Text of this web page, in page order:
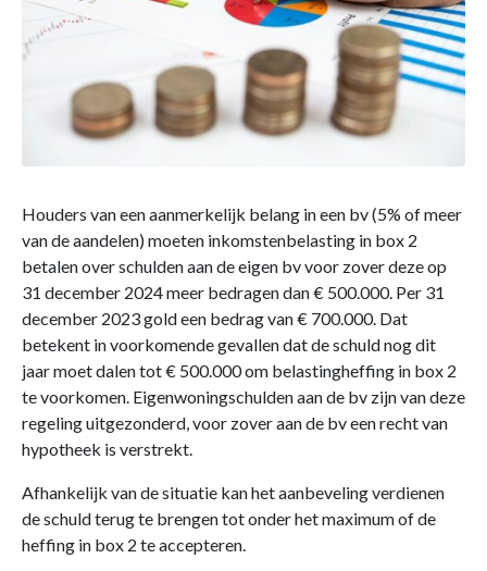
Houders van een aanmerkelijk belang in een bv (5% of meer
van de aandelen) moeten inkomstenbelasting in box 2
betalen over schulden aan de eigen bv voor zover deze op
31 december 2024 meer bedragen dan € 500.000. Per 31
december 2023 gold een bedrag van € 700.000. Dat
betekent in voorkomende gevallen dat de schuld nog dit
jaar moet dalen tot € 500.000 om belastingheffing in box 2
te voorkomen. Eigenwoningschulden aan de bv zijn van deze
regeling uitgezonderd, voor zover aan de bv een recht van
hypotheek is verstrekt.
Afhankelijk van de situatie kan het aanbeveling verdienen
de schuld terug te brengen tot onder het maximum of de
heffing in box 2 te accepteren.